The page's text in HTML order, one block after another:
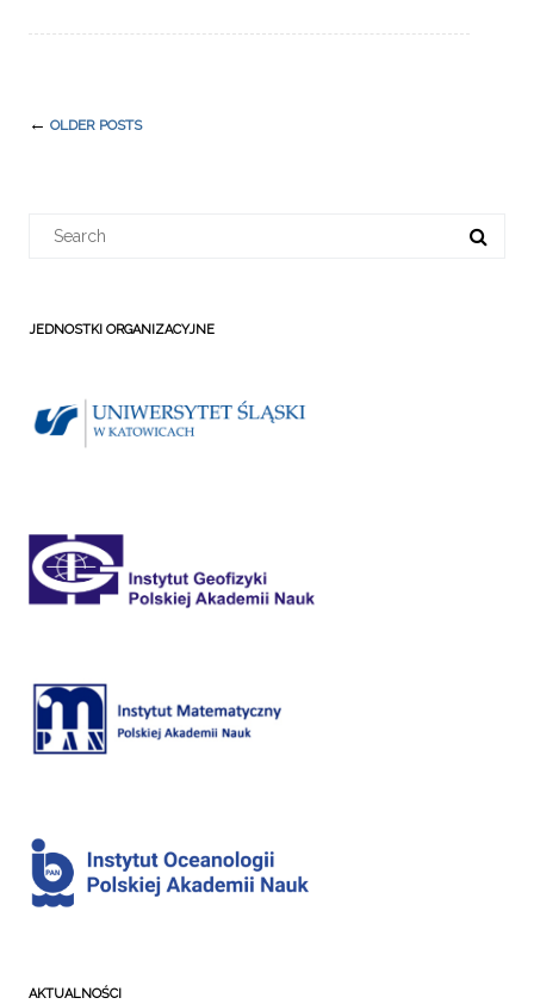
Post
← OLDER POSTS
for:
JEDNOSTKI ORGANIZACYJNE
AKTUALNOŚCI